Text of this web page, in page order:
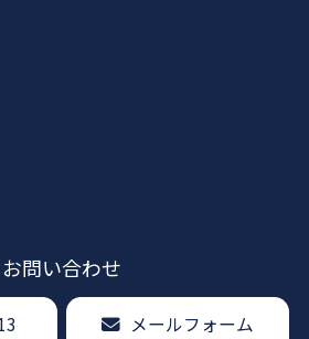
お問い合わせ
メールフォーム